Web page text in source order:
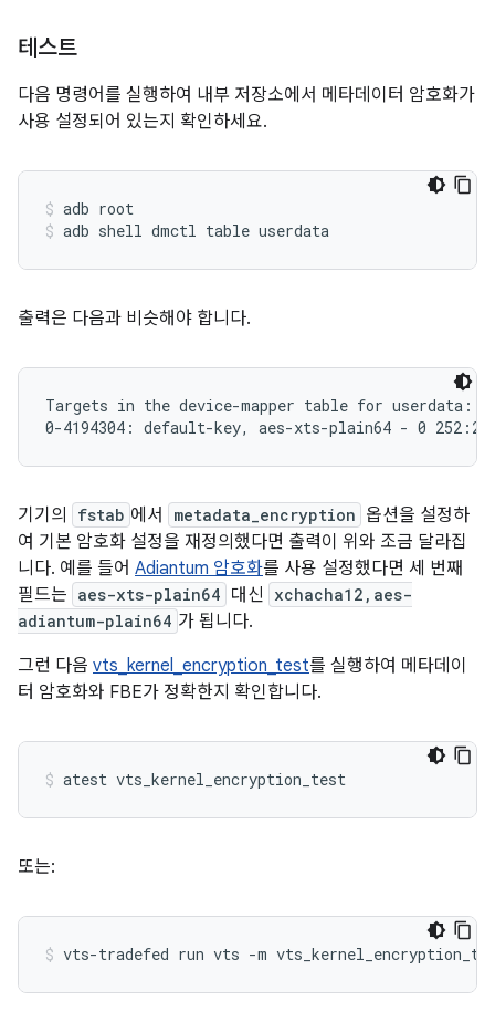
테스트
다음 명령어를 실행하여 내부 저장소에서 메타데이터 암호화가
사용 설정되어 있는지 확인하세요.
adb root
adb shell dmctl table userdata
출력은 다음과 비슷해야 합니다.
Targets in the device-mapper table for userdata:
기기의 fstab 에서 metadata_encryption 옵션을 설정하
여 기본 암호화 설정을 재정의했다면 출력이 위와 조금 달라집
니다. 예를 들어 Adiantum 암호화를 사용 설정했다면 세 번째
필드는 aes-xts-plain64 대신 xchacha12,aes-
adiantum-plain64 가 됩니다.
그런 다음 vts_kernel_encryption_test를 실행하여 메타데이
터 암호화와 FBE가 정확한지 확인합니다.
또는: